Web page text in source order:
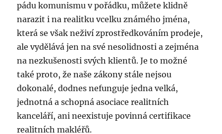
pádu komunismu v pořádku, můžete klidně
narazit i na realitku vcelku známého jména,
která se však neživí zprostředkováním prodeje,
ale vydělává jen na své nesolidnosti a zejména
na nezkušenosti svých klientů. Je to možné
také proto, že naše zákony stále nejsou
dokonalé, dodnes nefunguje jedna velká,
jednotná a schopná asociace realitních
kanceláří, ani neexistuje povinná certifikace
realitních makléřů.